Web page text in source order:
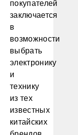
покупателей
заключается
в
возможности
выбрать
электронику
и
технику
из тех
известных
китайских